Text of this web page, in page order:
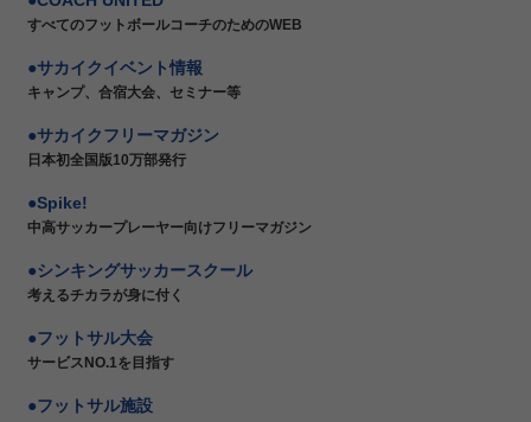
すべてのフットボールコーチのためのWEB
サカイクイベント情報
キャンプ、合宿大会、セミナー等
サカイクフリーマガジン
日本初全国版10万部発行
Spike!
中高サッカープレーヤー向けフリーマガジン
シンキングサッカースクール
考えるチカラが身に付く
フットサル大会
サービスNO.1を目指す
フットサル施設